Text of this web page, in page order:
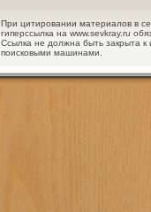
При цитировании материалов в
гиперссылка на www.sevkray.ru
Ссылка не должна быть закрыта к
поисковыми машинами.